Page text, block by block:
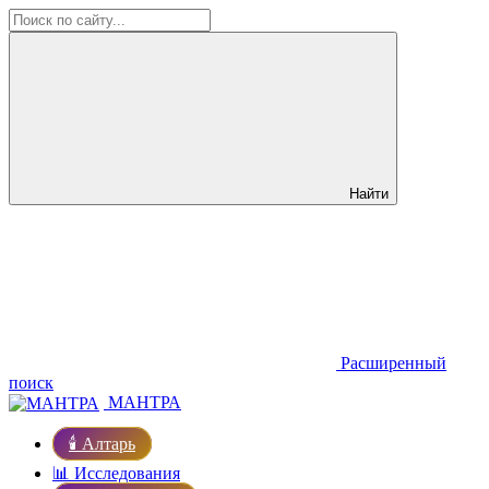
Найти
Расширенный
поиск
МАНТРА
🕯️ Алтарь
📊 Исследования